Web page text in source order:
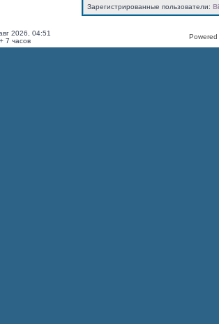
Зарегистрированные пользователи:
2026, 04:51
7 часов